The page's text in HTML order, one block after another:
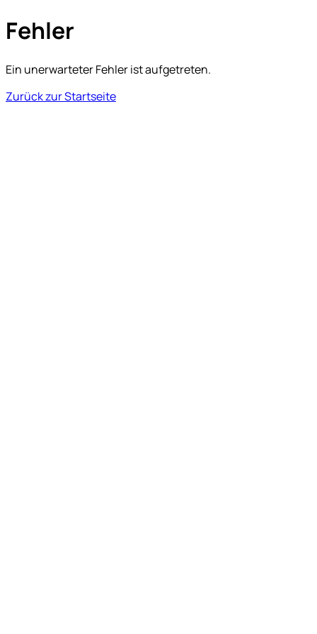
Fehler
Ein unerwarteter Fehler ist aufgetreten.
Zurück zur Startseite